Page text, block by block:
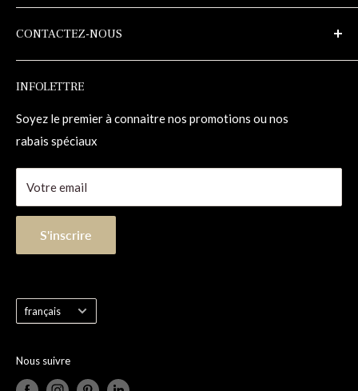
Conditions d'utilisation
Échantillons
Entretien
Trousses de réparations
Contact
CONTACTEZ-NOUS
info@planchersalexandra.com
INFOLETTRE
Soyez le premier à connaitre nos promotions ou nos
rabais spéciaux
Votre email
S'inscrire
Langue
français
Nous suivre